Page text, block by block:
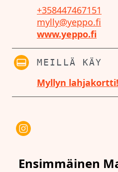
+358447467151
mylly@yeppo.fi
www.yeppo.fi
MEILLÄ KÄY
Myllyn lahjakortti!
Ensimmäinen